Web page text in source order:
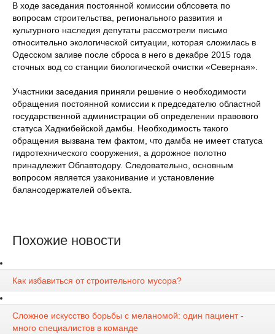
В ходе заседания постоянной комиссии облсовета по
вопросам строительства, регионального развития и
культурного наследия депутаты рассмотрели письмо
относительно экологической ситуации, которая сложилась в
Одесском заливе после сброса в него в декабре 2015 года
сточных вод со станции биологической очистки «Северная».
Участники заседания приняли решение о необходимости
обращения постоянной комиссии к председателю областной
государственной администрации об определении правового
статуса Хаджибейской дамбы. Необходимость такого
обращения вызвана тем фактом, что дамба не имеет статуса
гидротехнического сооружения, а дорожное полотно
принадлежит Облавтодору. Следовательно, основным
вопросом является узаконивание и установление
балансодержателей объекта.
Похожие новости
Как избавиться от строительного мусора?
Сложное искусство борьбы с меланомой: один пациент -
много специалистов в команде